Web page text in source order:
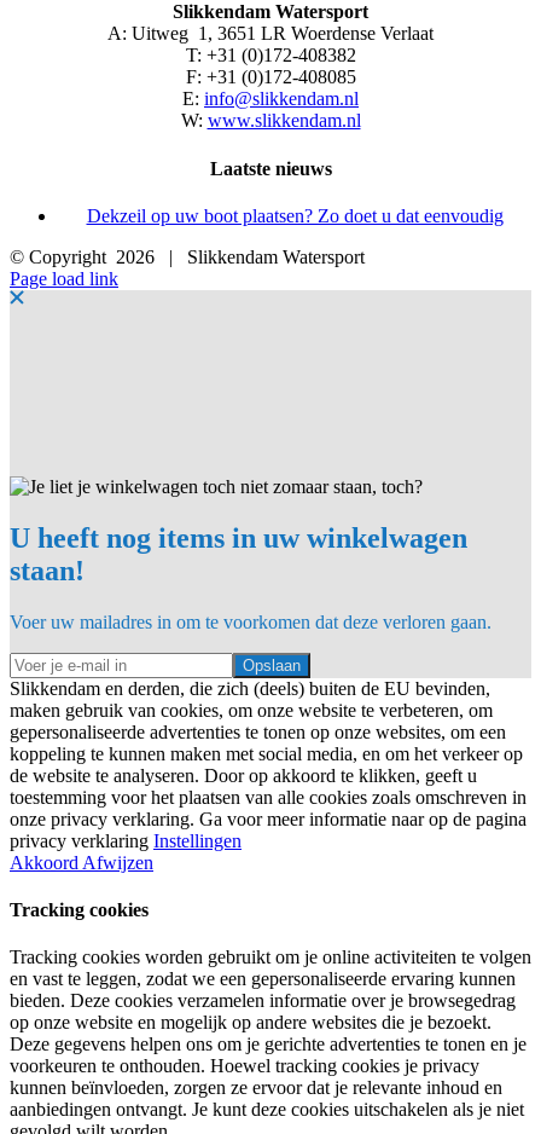
Slikkendam Watersport
A: Uitweg 1, 3651 LR Woerdense Verlaat
T: +31 (0)172-408382
F: +31 (0)172-408085
E: info@slikkendam.nl
W: www.slikkendam.nl
Laatste nieuws
Dekzeil op uw boot plaatsen? Zo doet u dat eenvoudig
© Copyright 2026 | Slikkendam Watersport
Facebook
Instagram
LinkedIn
YouTube
X
E-
mail
Page load link
U heeft nog items in uw winkelwagen
staan!
Voer uw mailadres in om te voorkomen dat deze verloren gaan.
Opslaan
Slikkendam en derden, die zich (deels) buiten de EU bevinden,
maken gebruik van cookies, om onze website te verbeteren, om
gepersonaliseerde advertenties te tonen op onze websites, om een
koppeling te kunnen maken met social media, en om het verkeer op
de website te analyseren. Door op akkoord te klikken, geeft u
toestemming voor het plaatsen van alle cookies zoals omschreven in
onze privacy verklaring. Ga voor meer informatie naar op de pagina
privacy verklaring Instellingen
Akkoord Afwijzen
Tracking cookies
Tracking cookies worden gebruikt om je online activiteiten te volgen
en vast te leggen, zodat we een gepersonaliseerde ervaring kunnen
bieden. Deze cookies verzamelen informatie over je browsegedrag
op onze website en mogelijk op andere websites die je bezoekt.
Deze gegevens helpen ons om je gerichte advertenties te tonen en je
voorkeuren te onthouden. Hoewel tracking cookies je privacy
kunnen beïnvloeden, zorgen ze ervoor dat je relevante inhoud en
aanbiedingen ontvangt. Je kunt deze cookies uitschakelen als je niet